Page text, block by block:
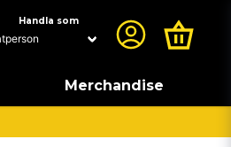
Handla som
Merchandise